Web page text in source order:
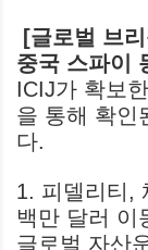
[글로벌 브
중국 스파이
ICIJ가 확보
을 통해 확인
다.
1. 피델리티,
백만 달러 이
글로벌 자산